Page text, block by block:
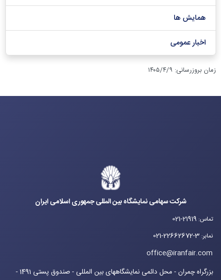
همایش ها
اخبار عمومی
زمان بروزرسانی: ۱۴۰۵/۴/۹
شرکت سهامی نمایشگاه بین المللی جمهوری اسلامی ایران
تماس:
021-21919
نمابر:
021-22662672-3
office@iranfair.com
بزرگراه چمران - محل دائمی نمایشگاههای بین المللی - صندوق پستی 1491 -